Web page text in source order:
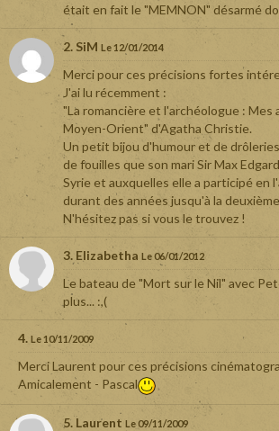
était en fait le "MEMNON" désarmé
2. SiM Le 12/01/2014
Merci pour ces précisions fortes
J'ai lu récemment :
"La romancière et l'archéologue : Mes
Moyen-Orient" d'Agatha Christie.
Un petit bijou d'humour et de
de fouilles que son mari Sir Max
Syrie et auxquelles elle a participé en
durant des années jusqu'à la
N'hésitez pas si vous le trouvez !
3. Elizabetha Le 06/01/2012
Le bateau de "Mort sur le Nil" avec
plus... :,(
4. Le 10/11/2009
Merci Laurent pour ces précisions
Amicalement - Pascal
5. Laurent Le 09/11/2009